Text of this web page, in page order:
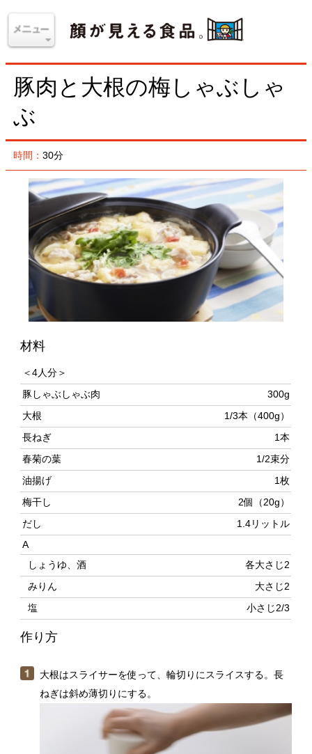
豚肉と大根の梅しゃぶしゃ
ぶ
時間：30分
材料
豚しゃぶしゃぶ肉
大根
長ねぎ
春菊の葉 1/2束分
油揚げ 1枚
だし
1.4リットル
A
しょうゆ、酒 各大さじ2
みりん 大さじ2
塩
作り方
大根はスライサーを使って、輪切りにスライスする。長